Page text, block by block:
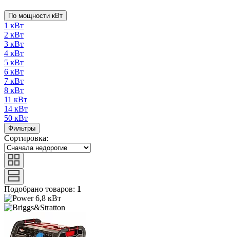
По мощности кВт
1 кВт
2 кВт
3 кВт
4 кВт
5 кВт
6 кВт
7 кВт
8 кВт
11 кВт
14 кВт
50 кВт
Фильтры
Сортировка:
Подобрано товаров: 1
6,8 кВт